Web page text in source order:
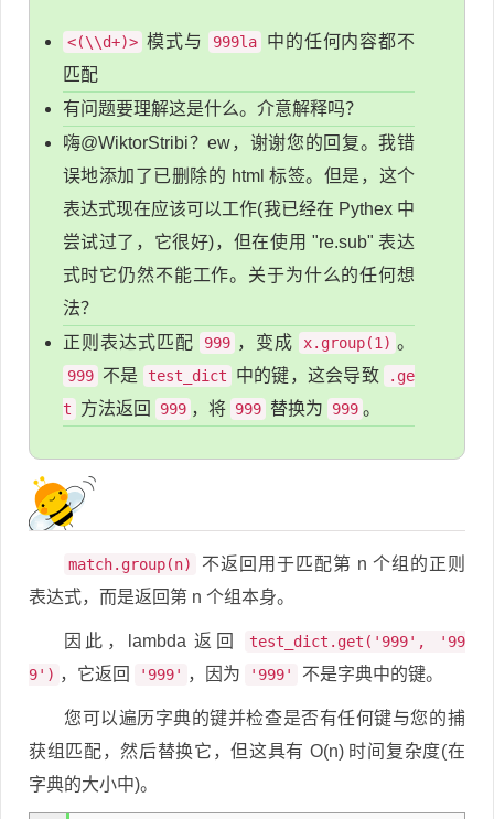
<(\\d+)> 模式与 999la
中的任何内容都不
匹配
有问题要理解这是什么。介意解释吗？
嗨@WiktorStribi？ew，谢谢您的回复。我错
误地添加了已删除的 html 标签。但是，这个
表达式现在应该可以工作(我已经在 Pythex 中
尝试过了，它很好)，但在使用 "re.sub" 表达
式时它仍然不能工作。关于为什么的任何想
法？
正则表达式匹配
999 ，变成 x.group(1) 。
999 不是 test_dict 中的键，这会导致
.ge
t
方法返回 999 ，将 999 替换为 999 。
match.group(n)
不返回用于匹配第 n 个组的正则
表达式，而是返回第 n 个组本身。
因此，lambda 返回
test_dict.get('999', '99
9') ，它返回 '999' ，因为 '999' 不是字典中的键。
您可以遍历字典的键并检查是否有任何键与您的捕
获组匹配，然后替换它，但这具有 O(n) 时间复杂度(在
字典的大小中)。